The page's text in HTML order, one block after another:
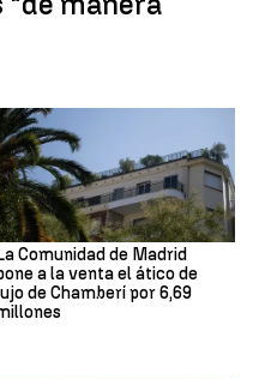
La Comunidad de Madrid
a la venta el ático de
de Chamberí por 6,69